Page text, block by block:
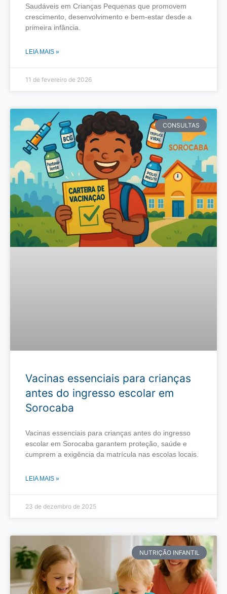
Saudáveis em Crianças Pequenas que promovem
crescimento, desenvolvimento e bem-estar desde a
primeira infância.
LEIA MAIS »
11 de fevereiro de 2026
CONSULTAS
Vacinas essenciais para crianças
antes do ingresso escolar em
Sorocaba
Vacinas essenciais para crianças antes do ingresso
escolar em Sorocaba garantem proteção, saúde e
cumprem a exigência da matrícula nas escolas locais.
LEIA MAIS »
23 de dezembro de 2025
NUTRIÇÃO INFANTIL